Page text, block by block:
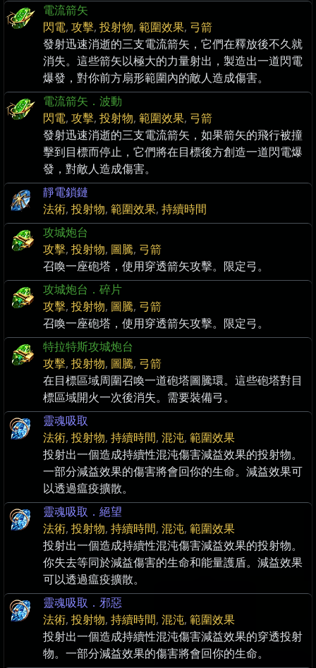
電流箭矢
閃電, 攻擊, 投射物, 範圍效果, 弓箭
發射迅速消逝的三支電流箭矢，它們在釋放後不久就
消失。這些箭矢以極大的力量射出，製造出一道閃電
爆發，對你前方扇形範圍內的敵人造成傷害。
電流箭矢．波動
閃電, 攻擊, 投射物, 範圍效果, 弓箭
發射迅速消逝的三支電流箭矢，如果箭矢的飛行被撞
擊到目標而停止，它們將在目標後方創造一道閃電爆
發，對敵人造成傷害。
靜電鎖鏈
法術, 投射物, 範圍效果, 持續時間
攻城炮台
攻擊, 投射物, 圖騰, 弓箭
召喚一座砲塔，使用穿透箭矢攻擊。限定弓。
攻城炮台．碎片
攻擊, 投射物, 圖騰, 弓箭
召喚一座砲塔，使用穿透箭矢攻擊。限定弓。
特拉特斯攻城炮台
攻擊, 投射物, 圖騰, 弓箭
在目標區域周圍召喚一道砲塔圖騰環。這些砲塔對目
標區域開火一次後消失。需要裝備弓。
靈魂吸取
法術, 投射物, 持續時間, 混沌, 範圍效果
投射出一個造成持續性混沌傷害減益效果的投射物。
一部分減益效果的傷害將會回你的生命。減益效果可
以透過瘟疫擴散。
靈魂吸取．絕望
法術, 投射物, 持續時間, 混沌, 範圍效果
投射出一個造成持續性混沌傷害減益效果的投射物。
你失去等同於減益傷害的生命和能量護盾。減益效果
可以透過瘟疫擴散。
靈魂吸取．邪惡
法術, 投射物, 持續時間, 混沌, 範圍效果
投射出一個造成持續性混沌傷害減益效果的穿透投射
物。一部分減益效果的傷害將會回你的生命。